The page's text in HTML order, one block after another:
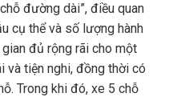
đường dài”, điều quan
cụ thể và số lượng hành
đủ rộng rãi cho một
và tiện nghi, đồng thời có
Trong khi đó, xe 5 chỗ